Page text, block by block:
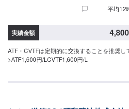
平均12
実績金額 4,800
ATF・CVTFは定期的に交換することを推奨
>ATF1,600円/LCVTF1,600円/L